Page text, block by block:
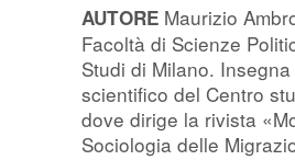
AUTORE Maurizio
Facoltà di Scienze
Studi di Milano.
scientifico del Centro
dove dirige la rivista
Sociologia delle